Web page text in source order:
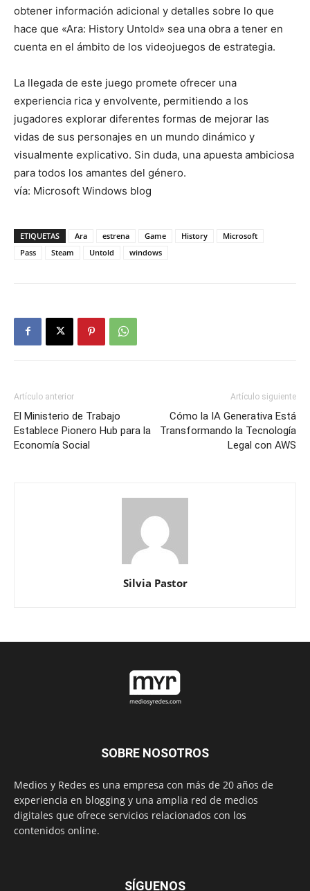
obtener información adicional y detalles sobre lo que
hace que «Ara: History Untold» sea una obra a tener en
cuenta en el ámbito de los videojuegos de estrategia.
La llegada de este juego promete ofrecer una
experiencia rica y envolvente, permitiendo a los
jugadores explorar diferentes formas de mejorar las
vidas de sus personajes en un mundo dinámico y
visualmente explicativo. Sin duda, una apuesta ambiciosa
para todos los amantes del género.
vía: Microsoft Windows blog
ETIQUETAS Ara estrena Game History
Microsoft
Pass
Steam Untold windows
Artículo anterior
El Ministerio de Trabajo
Establece Pionero Hub para la
Economía Social
Artículo siguiente
Cómo la IA Generativa Está
Transformando la Tecnología
Legal con AWS
Silvia Pastor
SOBRE NOSOTROS
Medios y Redes es una empresa con más de 20 años de
experiencia en blogging y una amplia red de medios
digitales que ofrece servicios relacionados con los
contenidos online.
SÍGUENOS